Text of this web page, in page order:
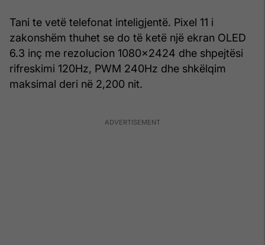
Tani te vetë telefonat inteligjentë. Pixel 11 i
zakonshëm thuhet se do të ketë një ekran OLED
6.3 inç me rezolucion 1080x2424 dhe shpejtësi
rifreskimi 120Hz, PWM 240Hz dhe shkëlqim
maksimal deri në 2,200 nit.